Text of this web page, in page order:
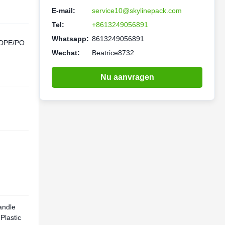
PO
E-mail:
service10@skylinepack.com
Tel:
+8613249056891
Whatsapp: 8613249056891
Wechat:
Beatrice8732
Nu aanvragen